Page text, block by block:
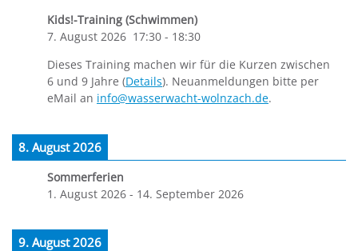
Kids!-Training (Schwimmen)
7. August 2026 17:30 - 18:30
Dieses Training machen wir für die Kurzen zwischen
6 und 9 Jahre (Details). Neuanmeldungen bitte per
eMail an info@wasserwacht-wolnzach.de.
8. August 2026
Sommerferien
1. August 2026 - 14. September 2026
9. August 2026